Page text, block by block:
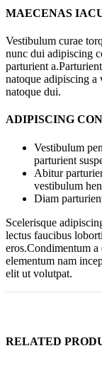
MAECENAS
Vestibulum curae
nunc dui adipiscing
parturient
natoque adipiscing a
natoque dui.
ADIPISCING
Vestibulum
parturient
Abitur
vestibulum
Diam
Scelerisque
lectus faucibus
eros.Condimentum
elementum nam
elit ut volutpat.
RELATED